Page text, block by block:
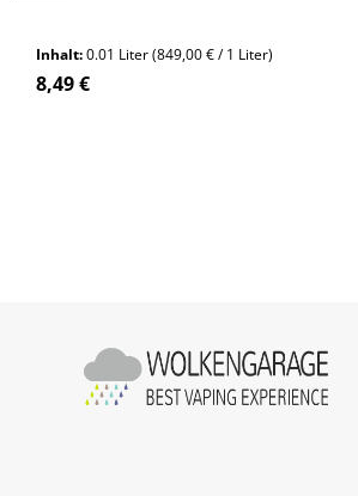
Inhalt:0.01 Liter(849,00 € / 1 Liter)
Regulärer Preis:
8,49 €